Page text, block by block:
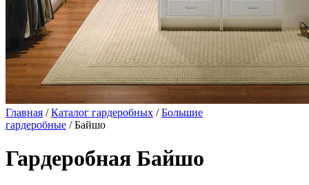
Главная /Каталог гардеробных /Большие
гардеробные / Байшо
Гардеробная Байшо